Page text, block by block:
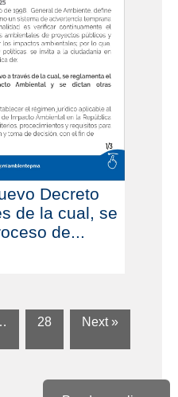
Decreto
de la cual, se
de...
28 Next »